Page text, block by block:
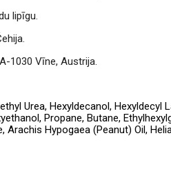
lipīgu.
1030 Vīne, Austrija.
Urea, Hexyldecanol, Hexyldecyl
Propane, Butane,
Hypogaea (Peanut) Oil,